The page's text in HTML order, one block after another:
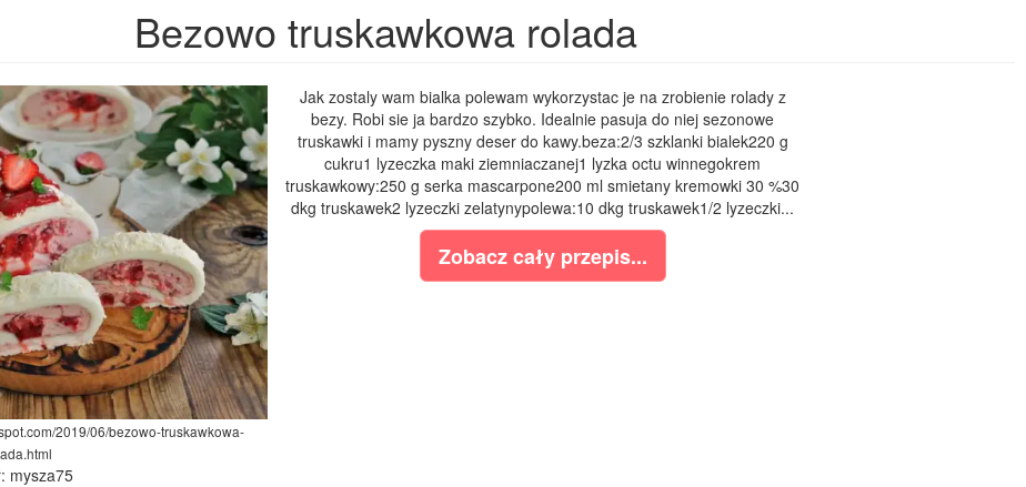
Bezowo truskawkowa rolada
2019/06/bezowo-truskawkowa-
mysza75
Jak zostaly wam bialka polewam wykorzystac je na zrobienie rolady z
bezy. Robi sie ja bardzo szybko. Idealnie pasuja do niej sezonowe
truskawki i mamy pyszny deser do kawy.beza:2/3 szklanki bialek220 g
cukru1 lyzeczka maki ziemniaczanej1 lyzka octu winnegokrem
truskawkowy:250 g serka mascarpone200 ml smietany kremowki 30 %30
dkg truskawek2 lyzeczki zelatynypolewa:10 dkg truskawek1/2 lyzeczki...
Zobacz cały przepis...